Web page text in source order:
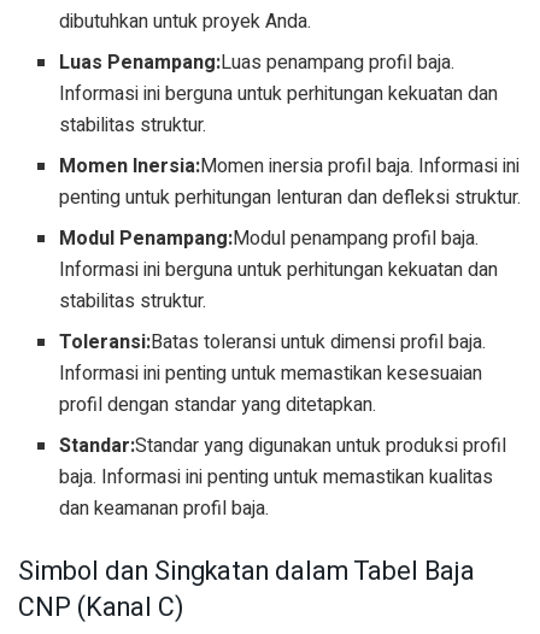
dibutuhkan untuk proyek Anda.
Luas Penampang:Luas penampang profil baja.
Informasi ini berguna untuk perhitungan kekuatan dan
stabilitas struktur.
Momen Inersia:Momen inersia profil baja. Informasi ini
penting untuk perhitungan lenturan dan defleksi struktur.
Modul Penampang:Modul penampang profil baja.
Informasi ini berguna untuk perhitungan kekuatan dan
stabilitas struktur.
Toleransi:Batas toleransi untuk dimensi profil baja.
Informasi ini penting untuk memastikan kesesuaian
profil dengan standar yang ditetapkan.
Standar:Standar yang digunakan untuk produksi profil
baja. Informasi ini penting untuk memastikan kualitas
dan keamanan profil baja.
Simbol dan Singkatan dalam Tabel Baja
CNP (Kanal C)